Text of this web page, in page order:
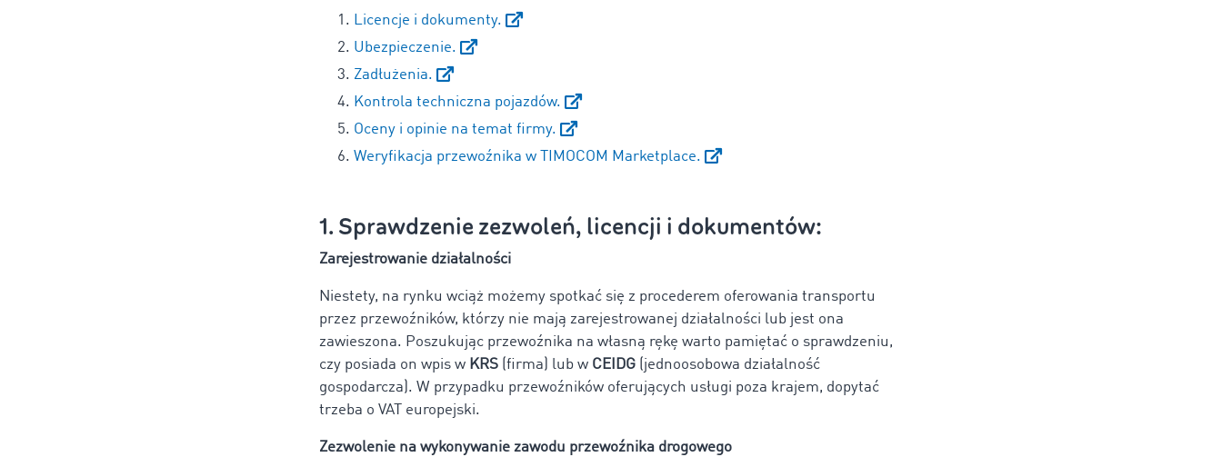
Licencje i dokumenty.
Ubezpieczenie.
Zadłużenia.
Kontrola techniczna pojazdów.
Oceny i opinie na temat firmy.
Weryfikacja przewoźnika w TIMOCOM Marketplace.
1. Sprawdzenie zezwoleń, licencji i dokumentów:
Zarejestrowanie działalności
Niestety, na rynku wciąż możemy spotkać się z procederem oferowania transportu
przez przewoźników, którzy nie mają zarejestrowanej działalności lub jest ona
zawieszona. Poszukując przewoźnika na własną rękę warto pamiętać o sprawdzeniu,
czy posiada on wpis w KRS (firma) lub w CEIDG (jednoosobowa działalność
gospodarcza). W przypadku przewoźników oferujących usługi poza krajem, dopytać
trzeba o VAT europejski.
Zezwolenie na wykonywanie zawodu przewoźnika drogowego